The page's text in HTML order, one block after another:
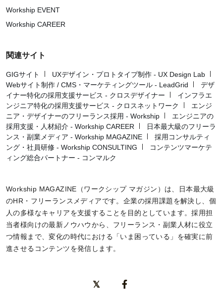
Workship EVENT
Workship CAREER
関連サイト
GIGサイト
UXデザイン・プロトタイプ制作 - UX Design Lab
Webサイト制作 / CMS・マーケティングツール - LeadGrid
デザ
イナー特化の採用支援サービス - クロスデザイナー
インフラエ
ンジニア特化の採用支援サービス - クロスネットワーク
エンジ
ニア・デザイナーのフリーランス採用 - Workship
エンジニアの
採用支援・人材紹介 - Workship CAREER
日本最大級のフリーラ
ンス・副業メディア - Workship MAGAZINE
採用コンサルティ
ング・社員研修 - Workship CONSULTING
コンテンツマーケテ
ィング総合パートナー - コンマルク
Workship MAGAZINE（ワークシップ マガジン）は、日本最大級
のHR・フリーランスメディアです。企業の採用課題を解決し、個
人の多様なキャリアを支援することを目的としています。採用担
当者様向けの最新ノウハウから、フリーランス・副業人材に役立
つ情報まで、変化の時代における「いま困っている」を確実に前
進させるコンテンツを発信します。